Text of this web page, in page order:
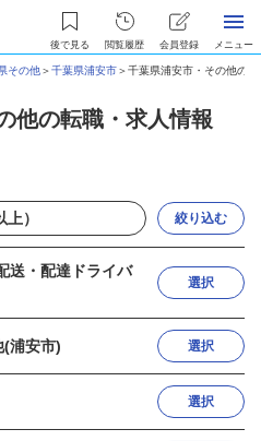
後で見る 閲覧履歴 会員登録 メニュー
その他＞千葉県浦安市＞千葉県浦安市・その他の
他の転職・求人情報
絞り込む
送・配達ドライバ
選択
(浦安市) 選択
選択